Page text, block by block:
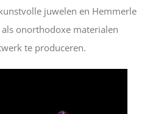
juwelen en Hemmerle
onorthodoxe materialen
te produceren.